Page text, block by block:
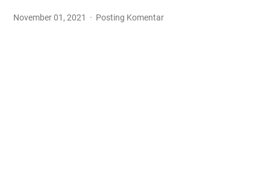
November 01, 2021 Posting Komentar